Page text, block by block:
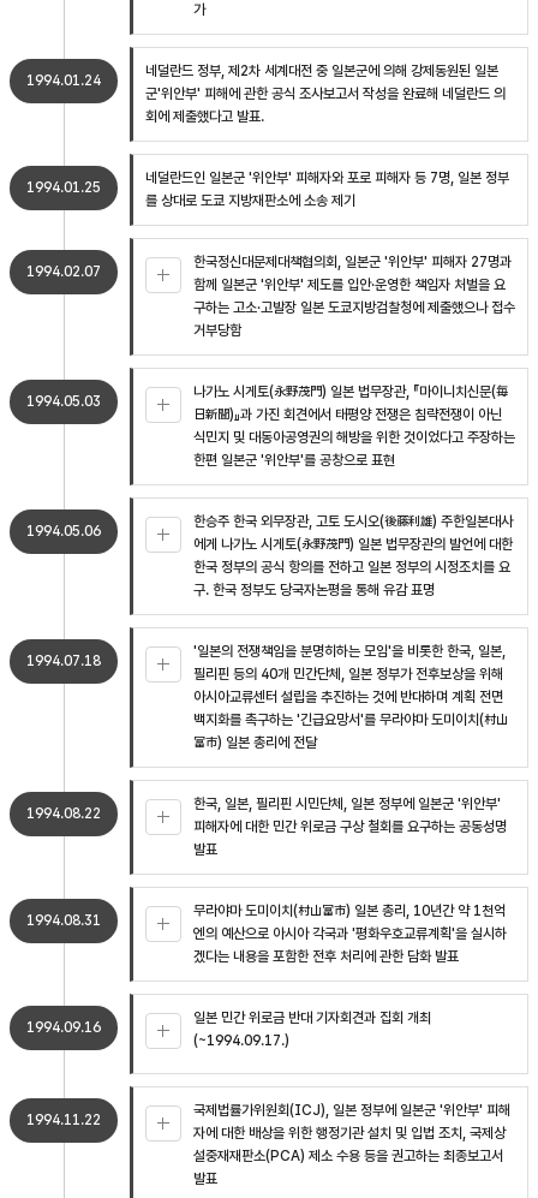
가
1994.01.24
네덜란드 정부, 제2차 세계대전 중 일본군에 의해 강제동원된 일본
군'위안부' 피해에 관한 공식 조사보고서 작성을 완료해 네덜란드 의
회에 제출했다고 발표.
1994.01.25
네덜란드인 일본군 '위안부' 피해자와 포로 피해자 등 7명, 일본 정부
를 상대로 도쿄 지방재판소에 소송 제기
1994.02.07
한국정신대문제대책협의회, 일본군 '위안부' 피해자 27명과
함께 일본군 '위안부' 제도를 입안·운영한 책임자 처벌을 요
구하는 고소·고발장 일본 도쿄지방검찰청에 제출했으나 접수
거부당함
1994.05.03
나가노 시게토(永野茂門) 일본 법무장관, 『마이니치신문(毎
日新聞)』과 가진 회견에서 태평양 전쟁은 침략전쟁이 아닌
식민지 및 대동아공영권의 해방을 위한 것이었다고 주장하는
한편 일본군 '위안부'를 공창으로 표현
1994.05.06
한승주 한국 외무장관, 고토 도시오(後藤利雄) 주한일본대사
에게 나가노 시게토(永野茂門) 일본 법무장관의 발언에 대한
한국 정부의 공식 항의를 전하고 일본 정부의 시정조치를 요
구. 한국 정부도 당국자논평을 통해 유감 표명
1994.07.18
'일본의 전쟁책임을 분명히하는 모임'을 비롯한 한국, 일본,
필리핀 등의 40개 민간단체, 일본 정부가 전후보상을 위해
아시아교류센터 설립을 추진하는 것에 반대하며 계획 전면
백지화를 촉구하는 '긴급요망서'를 무라야마 도미이치(村山
富市) 일본 총리에 전달
1994.08.22
한국, 일본, 필리핀 시민단체, 일본 정부에 일본군 '위안부'
피해자에 대한 민간 위로금 구상 철회를 요구하는 공동성명
발표
1994.08.31
무라야마 도미이치(村山富市) 일본 총리, 10년간 약 1천억
엔의 예산으로 아시아 각국과 '평화우호교류계획'을 실시하
겠다는 내용을 포함한 전후 처리에 관한 담화 발표
1994.09.16
일본 민간 위로금 반대 기자회견과 집회 개최
(~1994.09.17.)
1994.11.22
국제법률가위원회(ICJ), 일본 정부에 일본군 '위안부' 피해
자에 대한 배상을 위한 행정기관 설치 및 입법 조치, 국제상
설중재재판소(PCA) 제소 수용 등을 권고하는 최종보고서
발표